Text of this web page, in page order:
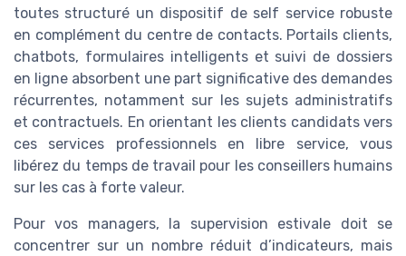
toutes structuré un dispositif de self service robuste
en complément du centre de contacts. Portails clients,
chatbots, formulaires intelligents et suivi de dossiers
en ligne absorbent une part significative des demandes
récurrentes, notamment sur les sujets administratifs
et contractuels. En orientant les clients candidats vers
ces services professionnels en libre service, vous
libérez du temps de travail pour les conseillers humains
sur les cas à forte valeur.
Pour vos managers, la supervision estivale doit se
concentrer sur un nombre réduit d’indicateurs, mais